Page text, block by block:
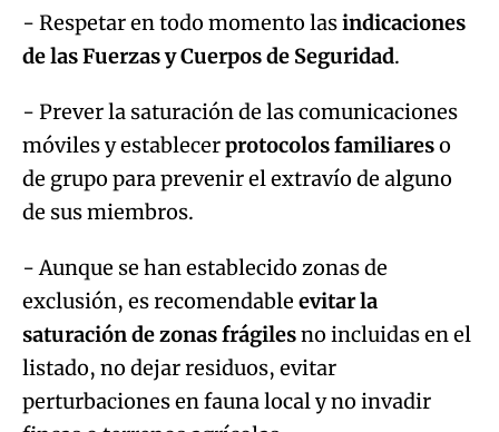
- Respetar en todo momento lasindicaciones
de las Fuerzas y Cuerpos de Seguridad.
- Prever la saturación de las comunicaciones
móviles y establecerprotocolos familiareso
de grupo para prevenir el extravío de alguno
de sus miembros.
- Aunque se han establecido zonas de
exclusión, es recomendable evitar la
saturación de zonas frágilesno incluidas en el
listado, no dejar residuos, evitar
perturbaciones en fauna local y no invadir